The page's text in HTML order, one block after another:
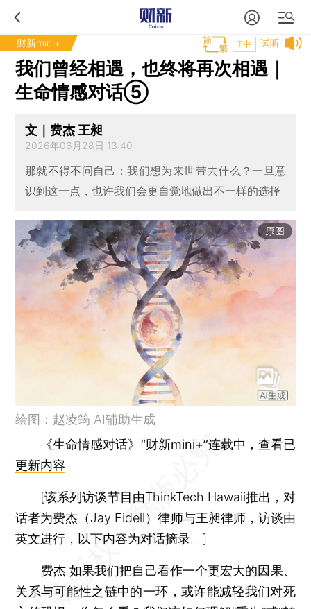
财新mini+ 试听
T中
我们曾经相遇，也终将再次相遇｜
生命情感对话⑤
文｜费杰 王昶
2026年06月28日 13:40
那就不得不问自己：我们想为来世带去什么？一旦意
识到这一点，也许我们会更自觉地做出不一样的选择
原图
绘图：赵凌筠 AI辅助生成
《生命情感对话》“财新mini+”连载中，查看已
更新内容
[该系列访谈节目由ThinkTech Hawaii推出，对
话者为费杰（Jay Fidell）律师与王昶律师，访谈由
英文进行，以下内容为对话摘录。]
费杰如果我们把自己看作一个更宏大的因果、
关系与可能性之链中的一环，或许能减轻我们对死